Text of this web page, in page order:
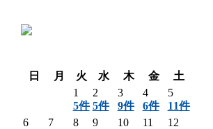
日
月 火 水 木 金
土
1
5件
2
5件
3
9件
4
6件
5
11件
6
7
8
9
10
11
12